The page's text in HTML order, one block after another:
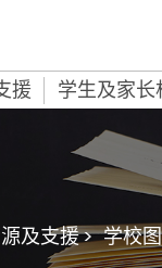
援 学生及家长
及支援 > 学校